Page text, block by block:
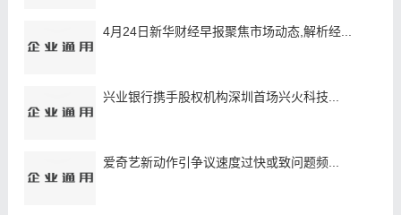
4月24日新华财经早报聚焦市场动态,解析经...
兴业银行携手股权机构深圳首场兴火科技...
爱奇艺新动作引争议速度过快或致问题频...